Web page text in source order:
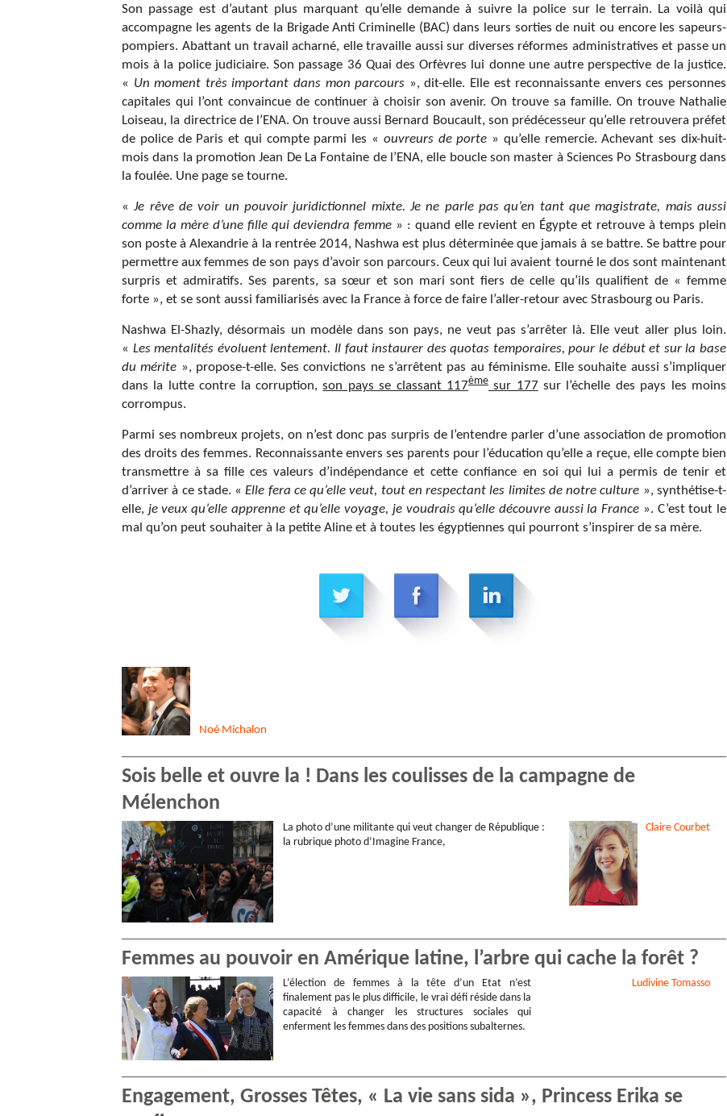
Son passage est d’autant plus marquant qu’elle demande à suivre la police sur le terrain. La voilà qui
accompagne les agents de la Brigade Anti Criminelle (BAC) dans leurs sorties de nuit ou encore les sapeurs-
pompiers. Abattant un travail acharné, elle travaille aussi sur diverses réformes administratives et passe un
mois à la police judiciaire. Son passage 36 Quai des Orfèvres lui donne une autre perspective de la justice.
« Un moment très important dans mon parcours », dit-elle. Elle est reconnaissante envers ces personnes
capitales qui l’ont convaincue de continuer à choisir son avenir. On trouve sa famille. On trouve Nathalie
Loiseau, la directrice de l’ENA. On trouve aussi Bernard Boucault, son prédécesseur qu’elle retrouvera préfet
de police de Paris et qui compte parmi les « ouvreurs de porte » qu’elle remercie. Achevant ses dix-huit-
mois dans la promotion Jean De La Fontaine de l’ENA, elle boucle son master à Sciences Po Strasbourg dans
la foulée. Une page se tourne.
«Je rêve de voir un pouvoir juridictionnel mixte. Je ne parle pas qu’en tant que magistrate, mais aussi
comme la mère d’une fille qui deviendra femme » : quand elle revient en Égypte et retrouve à temps plein
son poste à Alexandrie à la rentrée 2014, Nashwa est plus déterminée que jamais à se battre. Se battre pour
permettre aux femmes de son pays d’avoir son parcours. Ceux qui lui avaient tourné le dos sont maintenant
surpris et admiratifs. Ses parents, sa sœur et son mari sont fiers de celle qu’ils qualifient de « femme
forte », et se sont aussi familiarisés avec la France à force de faire l’aller-retour avec Strasbourg ou Paris.
Nashwa El-Shazly, désormais un modèle dans son pays, ne veut pas s’arrêter là. Elle veut aller plus loin.
« Les mentalités évoluent lentement. Il faut instaurer des quotas temporaires, pour le début et sur la base
du mérite », propose-t-elle. Ses convictions ne s’arrêtent pas au féminisme. Elle souhaite aussi s’impliquer
dans la lutte contre la corruption,son pays se classant 117èmesur 177 sur l’échelle des pays les moins
corrompus.
Parmi ses nombreux projets, on n’est donc pas surpris de l’entendre parler d’une association de promotion
des droits des femmes. Reconnaissante envers ses parents pour l’éducation qu’elle a reçue, elle compte bien
transmettre à sa fille ces valeurs d’indépendance et cette confiance en soi qui lui a permis de tenir et
d’arriver à ce stade. «Elle fera ce qu’elle veut, tout en respectant les limites de notre culture », synthétise-t-
elle, je veux qu’elle apprenne et qu’elle voyage, je voudrais qu’elle découvre aussi la France ». C’est tout le
mal qu’on peut souhaiter à la petite Aline et à toutes les égyptiennes qui pourront s’inspirer de sa mère.
Noé Michalon
Sois belle et ouvre la ! Dans les coulisses de la campagne de
Mélenchon
La photo d’une militante qui veut changer de République :
la rubrique photo d’Imagine France,
Claire Courbet
Femmes au pouvoir en Amérique latine, l’arbre qui cache la forêt ?
L’élection de femmes à la tête d’un Etat n’est
finalement pas le plus difficile, le vrai défi réside dans la
capacité à changer les structures sociales qui
enferment les femmes dans des positions subalternes.
Ludivine Tomasso
Engagement, Grosses Têtes, « La vie sans sida », Princess Erika se